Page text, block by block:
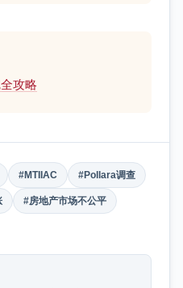
攻略
#MTIIAC #Pollara调查
#房地产市场不公平